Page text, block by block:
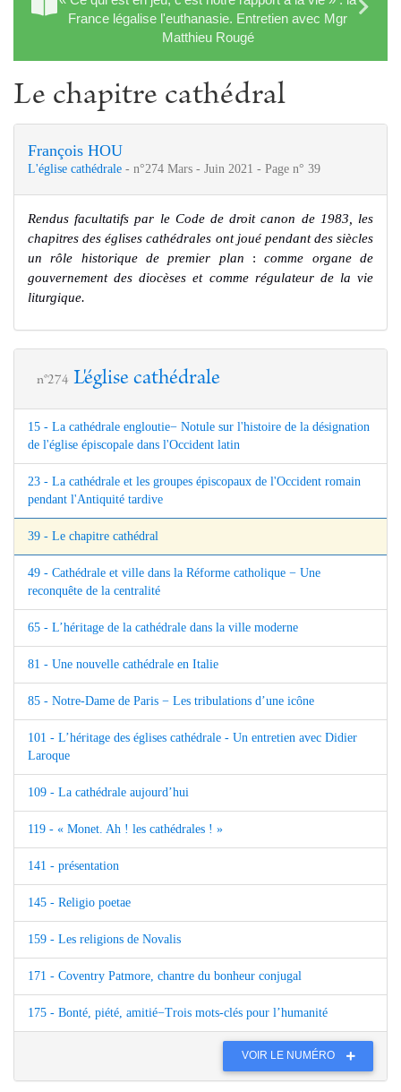
France légalise l'euthanasie. Entretien avec Mgr
Matthieu Rougé
Le chapitre cathédral
François HOU
L'église cathédrale - n°274 Mars - Juin 2021 - Page n° 39
Rendus facultatifs par le Code de droit canon de 1983, les
chapitres des églises cathédrales ont joué pendant des siècles
un rôle historique de premier plan : comme organe de
gouvernement des diocèses et comme régulateur de la vie
liturgique.
n°274 L'église cathédrale
15 - La cathédrale engloutie− Notule sur l'histoire de la désignation
de l'église épiscopale dans l'Occident latin
23 - La cathédrale et les groupes épiscopaux de l'Occident romain
pendant l'Antiquité tardive
39 - Le chapitre cathédral
49 - Cathédrale et ville dans la Réforme catholique − Une
reconquête de la centralité
65 - L’héritage de la cathédrale dans la ville moderne
81 - Une nouvelle cathédrale en Italie
85 - Notre-Dame de Paris − Les tribulations d’une icône
101 - L’héritage des églises cathédrale - Un entretien avec Didier
Laroque
109 - La cathédrale aujourd’hui
119 - « Monet. Ah ! les cathédrales ! »
141 - présentation
145 - Religio poetae
159 - Les religions de Novalis
171 - Coventry Patmore, chantre du bonheur conjugal
175 - Bonté, piété, amitié−Trois mots-clés pour l’humanité
VOIR LE NUMÉRO